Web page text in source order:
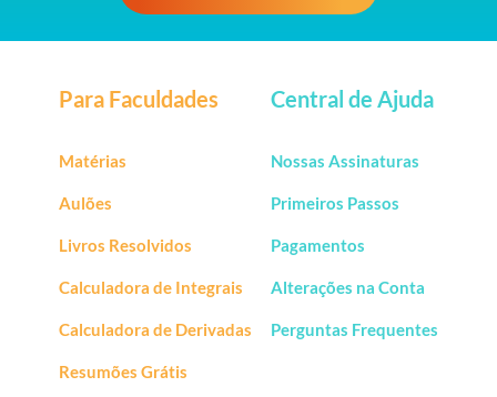
Para Faculdades
Matérias
Aulões
Livros Resolvidos
Calculadora de Integrais
Calculadora de Derivadas
Resumões Grátis
Central de Ajuda
Nossas Assinaturas
Primeiros Passos
Pagamentos
Alterações na Conta
Perguntas Frequentes